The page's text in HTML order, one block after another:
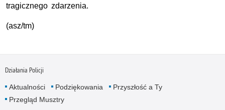
tragicznego zdarzenia.
(asz/tm)
Działania Policji
Aktualności Podziękowania
Przyszłość a Ty
Przegląd Musztry